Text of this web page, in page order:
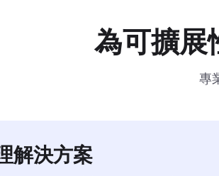
為可擴展
專
解決方案